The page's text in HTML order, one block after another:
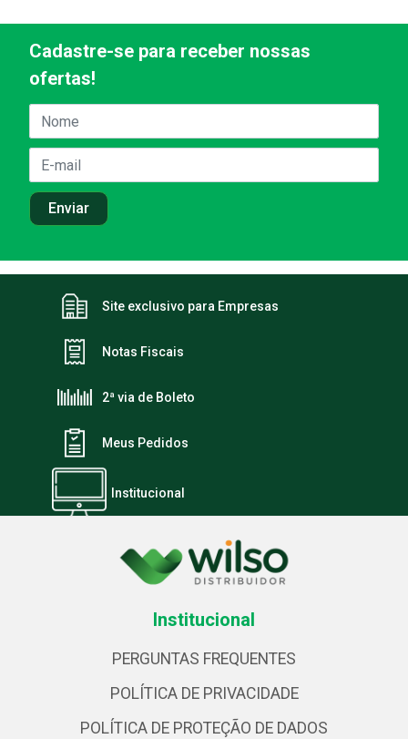
Cadastre-se para receber nossas
ofertas!
Site exclusivo para Empresas
Notas Fiscais
2ª via de Boleto
Meus Pedidos
Institucional
Institucional
PERGUNTAS FREQUENTES
POLÍTICA DE PRIVACIDADE
POLÍTICA DE PROTEÇÃO DE DADOS